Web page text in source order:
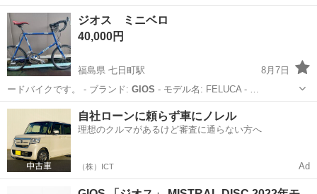
く引取速度優先になります。 小キズや小サビなどはあるもののそこま
で傷んではいない割と綺麗な並品。不具合は特にありません。サドル
はとても綺麗ですが後ろが少しだけ切...
東京 中野区
ジオス ミニベロ
40,000円
福島県 七日町駅
8月7日
ードバイクです。 - ブランド: GIOS - モデル名: FELUCA - …
福島 会津若松市 七日町駅 その他
自社ローンに頼らず車にノレル
理想のクルマがあるけど審査に通らない方へ
（株）ICT Ad